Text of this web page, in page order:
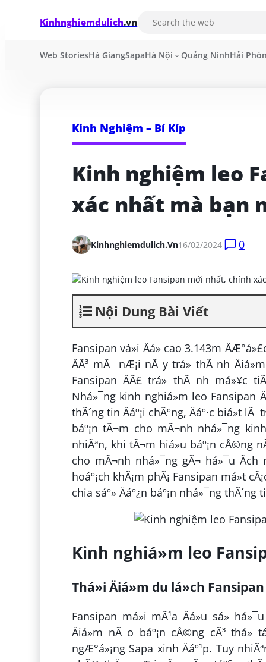
Kinhnghiemdulich.vn
Web StoriesHà GiangSapaHà Nội Quảng NinhHải
Kinh Nghiệm – Bí Kíp
Kinh nghiệm leo
xác nhất mà bạn
Kinhnghiemdulich.vn16/02/2024 0
Nội Dung Bài Viết
Fansipan vá»i Äá» cao 3.143m
ÄÃ³ mÃ nÆ¡i nÃ y trá» thÃ nh
Fansipan ÄÃ£ trá» thÃ nh má»¥c
Nhá»¯ng kinh nghiá»m leo Fansipan
thÃ´ng tin Äáº¡i chÃºng, Äáº·c biá»t
báº¡n tÃ¬m cho mÃ¬nh nhá»¯ng kinh
nhiÃªn, khi tÃ¬m hiá»u báº¡n cÅ©ng
cho mÃ¬nh nhá»¯ng gÃ¬ há»¯u Ã­ch
hoáº¡ch khÃ¡m phÃ¡ Fansipan má»t
chia sáº» Äáº¿n báº¡n nhá»¯ng
Kinh nghiá»m leo
Thá»i Äiá»m du lá»ch
Fansipan má»i mÃ¹a Äá»u sá»
Äiá»m nÃ o báº¡n cÅ©ng cÃ³
ngÆ°á»¡ng Sapa xinh Äáº¹p. Tuy